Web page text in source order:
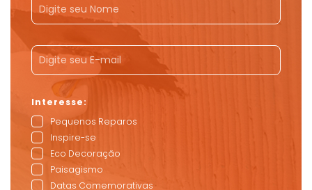
Pequenos Reparos
Inspire-se
Eco Decoração
Paisagismo
Datas Comemorativas